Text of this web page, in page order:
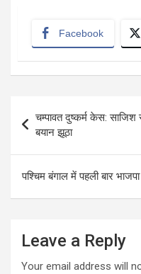
Facebook
navigation
चम्पावत दुष्कर्म केस: साजिश
बयान झूठा
पश्चिम बंगाल में पहली बार
Leave a Reply
Your email address will